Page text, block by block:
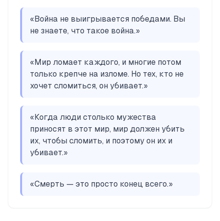
«Война не выигрывается победами. Вы
не знаете, что такое война.»
«Мир ломает каждого, и многие потом
только крепче на изломе. Но тех, кто не
хочет сломиться, он убивает.»
«Когда люди столько мужества
приносят в этот мир, мир должен убить
их, чтобы сломить, и поэтому он их и
убивает.»
«Смерть — это просто конец всего.»